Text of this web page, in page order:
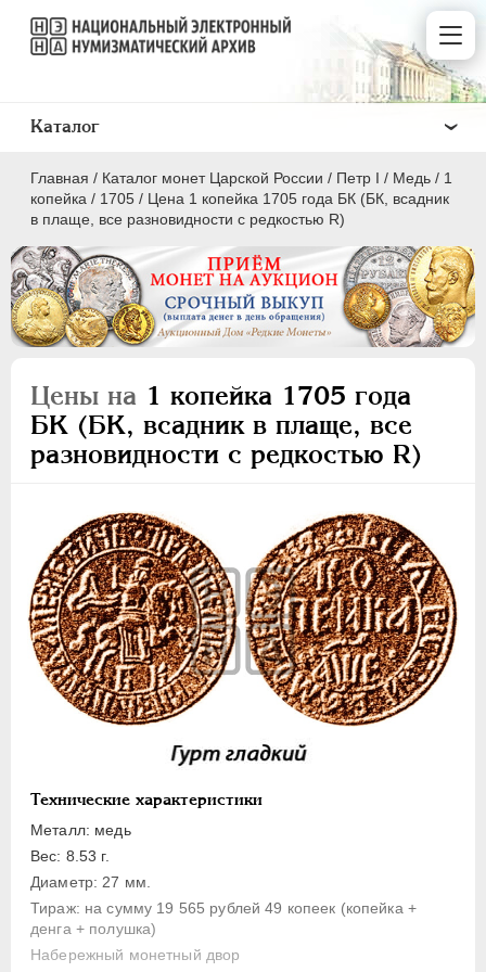
Главная / Каталог монет Царской России / Пeтр I / Медь / 1
копейка / 1705 / Цена 1 копейка 1705 года БК (БК, всадник
в плаще, все разновидности с редкостью R)
Цены на 1 копейка 1705 года
БК (БК, всадник в плаще, все
разновидности с редкостью R)
Технические характеристики
Металл: медь
Вес: 8.53 г.
Диаметр: 27 мм.
Тираж: на сумму 19 565 рублей 49 копеек (копейка +
денга + полушка)
Набережный монетный двор
Каталог
ПEТР I 1699 - 1725
Серебро
Медь
5 копеек
Полушка
Полполушки
Пробные
Для Речи Посполитой
Монетовидные жетоны
ЕКАТЕРИНА I 1725-1727
1727-1729
АННА ИОАННОВНА
ИОАНН АНТОНОВИЧ
ЕЛИЗАВЕТА
ПЕТР III 1762-1762
ЕКАТЕРИНА II 1762-1796
ПАВЕЛ I
1796-1801